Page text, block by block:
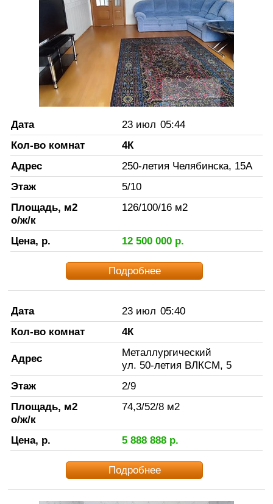
Дата 23 июл 05:44
Кол-во комнат
4К
Адрес
250-летия Челябинска, 15А
Этаж
5/10
Площадь, м2
о/ж/к
126/100/16 м2
Цена, р. 12 500 000р.
Подробнее
Дата 23 июл 05:40
Кол-во комнат
4К
Адрес
Металлургический
ул. 50-летия ВЛКСМ, 5
Этаж
2/9
Площадь, м2
о/ж/к
74,3/52/8 м2
Цена, р. 5 888 888р.
Подробнее